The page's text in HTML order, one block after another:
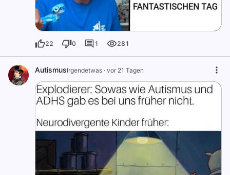
22 0 1 281
AutismusIrgendetwas · vor 21 Tagen